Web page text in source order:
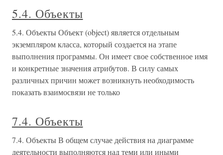
5.4. Объекты
5.4. Объекты Объект (object) является отдельным
экземпляром класса, который создается на этапе
выполнения программы. Он имеет свое собственное имя
и конкретные значения атрибутов. В силу самых
различных причин может возникнуть необходимость
показать взаимосвязи не только
7.4. Объекты
7.4. Объекты В общем случае действия на диаграмме
деятельности выполняются над теми или иными